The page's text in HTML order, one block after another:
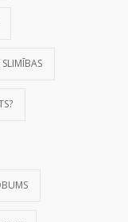
SLIMĪBAS